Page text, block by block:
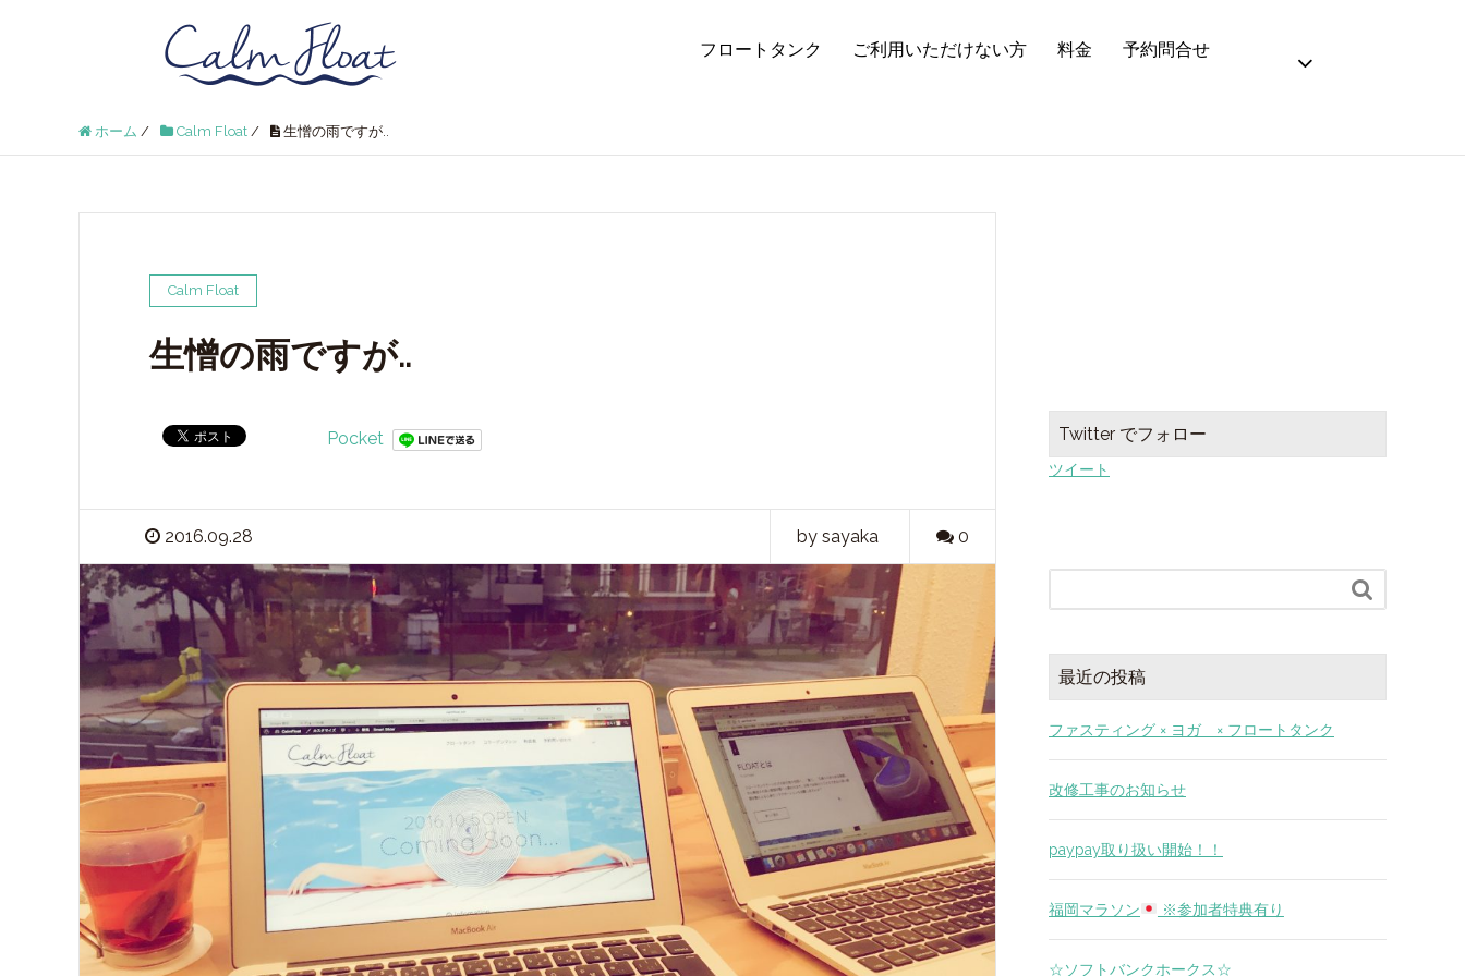
フロートタンク ご利用いただけない方 料金 予約問合せ
ホーム / Calm Float / 生憎の雨ですが..
Calm Float
生憎の雨ですが..
Pocket
2016.09.28 by sayaka 0
Twitter でフォロー
ツイート

最近の投稿
ファスティング × ヨガ × フロートタンク
改修工事のお知らせ
paypay取り扱い開始！！
福岡マラソン ※参加者特典有り
☆ソフトバンクホークス☆